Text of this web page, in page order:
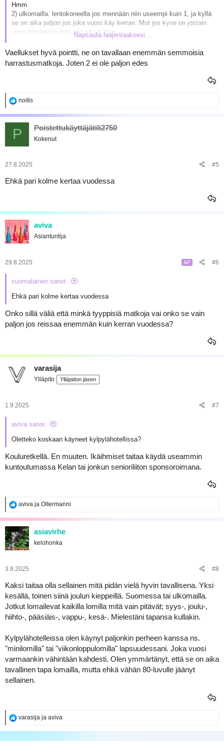
Hmm
2) ulkomailla: lentokoneella jos mennään niin useempi kuin 1, ja kyllä
se on aika paljon jos joka vuosi käy kerran. Mut jos kyse on jostain
viron päiväreissuista niin sit eri asia
Napsauta laajentaaksesi...
Vaellukset hyvä pointti, ne on tavallaan enemmän semmoisia
harrastusmatkoja. Joten 2 ei ole paljon edes
R
a
k
t
o
:
noitis
P Poistettukäyttäjätili2750
Kokenut
27.8.2025 #5
Ehkä pari kolme kertaa vuodessa
aviva
Asiantuntija
29.8.2025 AP #6
suomalainen sanoi:
Ehkä pari kolme kertaa vuodessa
Onko sillä väliä että minkä tyyppisiä matkoja vai onko se vain
paljon jos reissaa enemmän kuin kerran vuodessa?
varasija
Ylläpito Ylläpidon jäsen
1.9.2025 #7
aviva sanoi:
Oletteko koskaan käyneet kylpylähotellissa?
Kouluretkellä. En muuten. Ikäihmiset taitaa käydä useammin
kuntoutumassa Kelan tai jonkun senioriliiton sponsoroimana.
R
a
k
t
i
o
:
aviva ja Oltermanni
asiavirhe
kelohonka
3.9.2025 #8
Kaksi taitaa olla sellainen mitä pidän vielä hyvin tavallisena. Yksi
kesällä, toinen siinä joulun kieppeillä. Suomessa tai ulkomailla.
Jotkut lomailevat kaikilla lomilla mitä vain pitävät; syys-, joulu-,
hiihto-, pääsiäis-, vappu-, kesä-. Mielestäni tapansa kullakin.
Kylpylähotelleissa olen käynyt paljonkin perheen kanssa ns.
"minilomilla" tai "viikonloppulomilla" lapsuudessani. Joka vuosi
varmaankin vähintään kahdesti. Olen ymmärtänyt, että se on aika
tavallinen tapa lomailla, mutta ehkä vähän 80-luvulle jäänyt
sellainen.
R
a
k
varasija ja aviva